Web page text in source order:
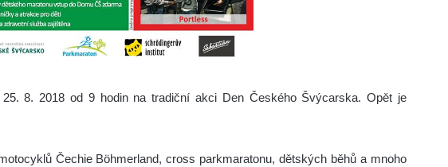
8. 2018 od 9 hodin na tradiční akci Den Českého Švýcarska. Opět je
Čechie Böhmerland, cross parkmaratonu, dětských běhů a mnoho